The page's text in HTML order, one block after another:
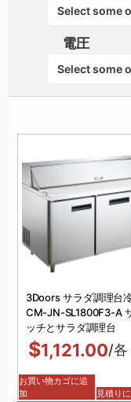
Select some
電圧
Select some
3Doors サラダ調理台
CM-JN-SL1800F3-A
ッチとサラダ調理台
$1,121.00/各
お買い物カゴに追
加
見積り